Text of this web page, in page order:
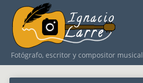
Fotógrafo, escritor y compositor musical